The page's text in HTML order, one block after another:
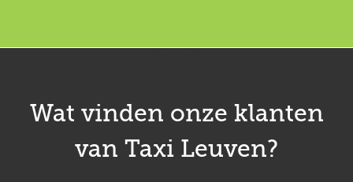
Wat vinden onze klanten
van Taxi Leuven?